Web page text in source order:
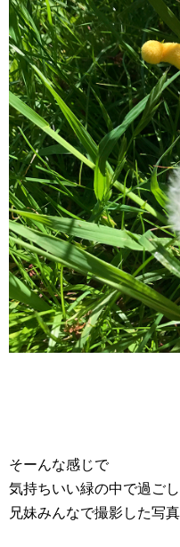
そーんな感じで
気持ちいい緑の中で過ごし
兄妹みんなで撮影した写